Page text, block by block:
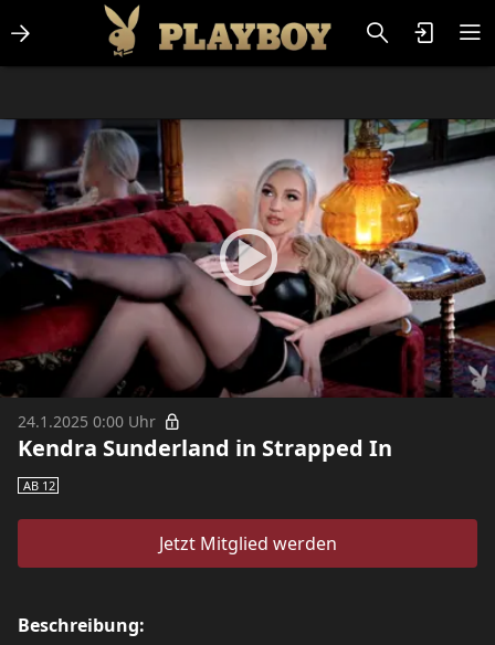
24.1.2025 0:00 Uhr
Kendra Sunderland in Strapped In
AB 12
Jetzt Mitglied werden
Beschreibung: